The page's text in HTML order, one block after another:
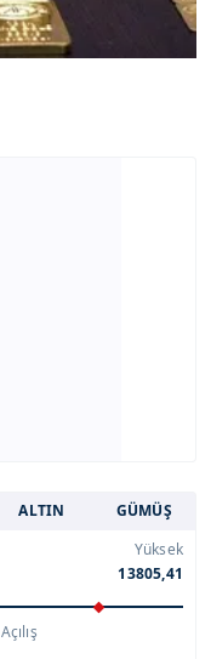
ALTIN GÜMÜŞ
Yüksek
13805,41
Açılış